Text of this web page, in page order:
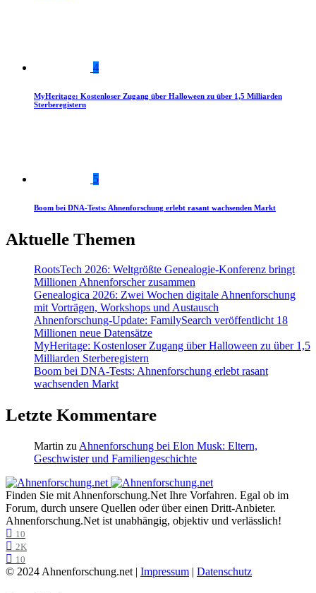
4
MyHeritage: Kostenloser Zugang über Halloween zu über 1,5 Milliarden
Sterberegistern
5
Boom bei DNA-Tests: Ahnenforschung erlebt rasant wachsenden Markt
Aktuelle Themen
RootsTech 2026: Weltgrößte Genealogie-Konferenz bringt
Millionen Ahnenforscher zusammen
Genealogica 2026: Zwei Wochen digitale Ahnenforschung
mit Vorträgen, Workshops und Austausch
Ahnenforschung-Update: FamilySearch veröffentlicht 18
Millionen neue Datensätze
MyHeritage: Kostenloser Zugang über Halloween zu über 1,5
Milliarden Sterberegistern
Boom bei DNA-Tests: Ahnenforschung erlebt rasant
wachsenden Markt
Letzte Kommentare
Martin zu Ahnenforschung bei Elon Musk: Eltern,
Geschwister und Familiengeschichte
Finden Sie mit Ahnenforschung.Net Ihre Vorfahren. Egal ob im
Forum, durch unsere Quellen oder über einen Dritt-Anbieter.
Ahnenforschung.Net ist unabhängig, objektiv und verlässlich!
10
2K
10
© 2024 Ahnenforschung.net | Impressum | Datenschutz